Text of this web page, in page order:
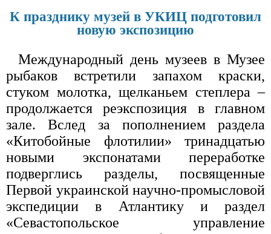
К празднику музей в УКИЦ подготовил
новую экспозицию
Международный день музеев в Музее
рыбаков встретили запахом краски,
стуком молотка, щелканьем степлера –
продолжается реэкспозиция в главном
зале. Вслед за пополнением раздела
«Китобойные флотилии» тринадцатью
новыми экспонатами переработке
подверглись разделы, посвященные
Первой украинской научно-промысловой
экспедиции в Атлантику и раздел
«Севастопольское управление